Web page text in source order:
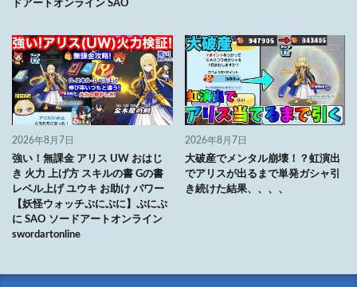
ドアートオンライン SAO
2026年8月7日
強い！無課金 アリス UW おはじ
き 火力 上げ方 スキルの書 Gの書
レベル上げ ユウキ お助け パワー
【妖怪ウォッチぷにぷに】ぷにぷ
に SAO ソードアートオンライン
swordartonline
2026年8月7日
大破産でメンタル崩壊！？虹演出
でアリスが出るまで単発ガシャ引
き続けた結果、、、、